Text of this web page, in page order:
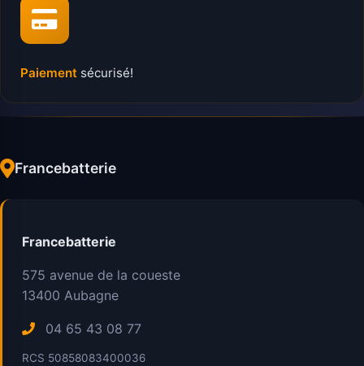
Paiement sécurisé!
Francebatterie
Francebatterie
575 avenue de la coueste
13400 Aubagne
04 65 43 08 77
RCS 50858083400036